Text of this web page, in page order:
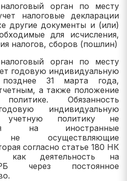
орган по месту
налоговые декларации
другие документы и (или)
для исчисления,
налогов, сборов (пошлин)
орган по месту
годовую индивидуальную
31 марта года,
а также положение
Обязанность
индивидуальную
учетную политику не
на иностранные
не осуществляющие
согласно статье 180 НК
как деятельность на
через постоянное